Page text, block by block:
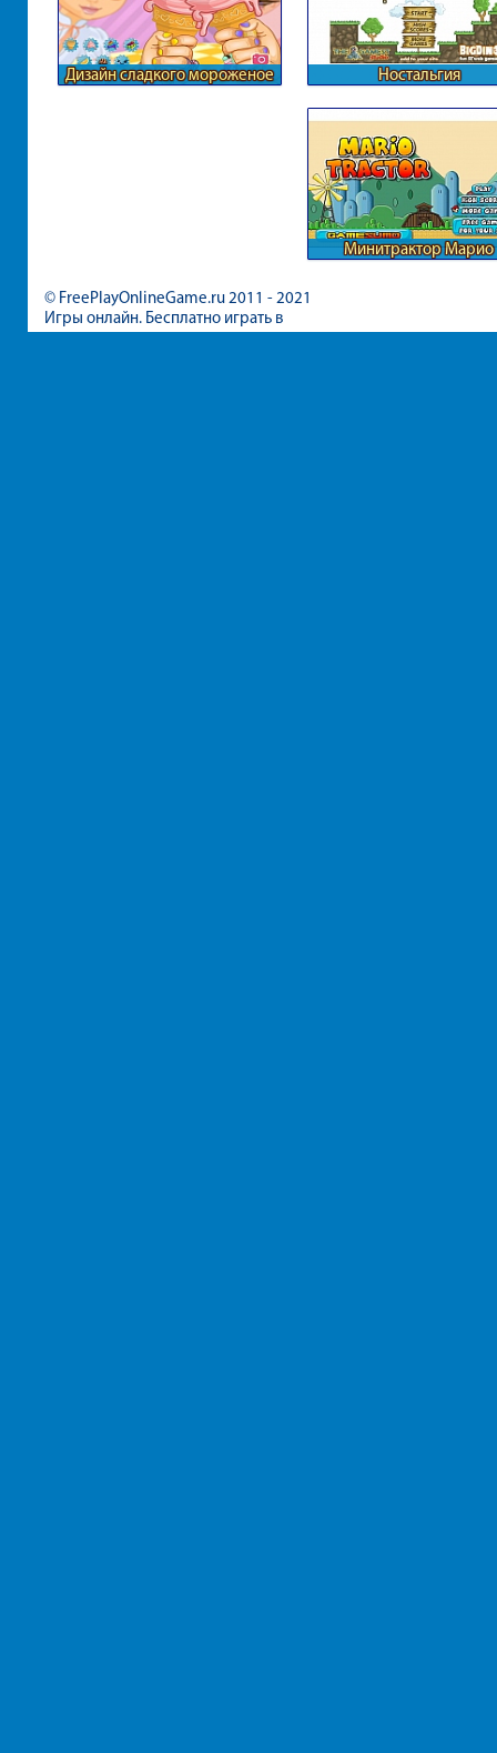
Дизайн сладкого мороженое Ностальгия
Минитрактор Марио
© FreePlayOnlineGame.ru 2011 - 2021
Игры онлайн. Бесплатно играть в
игры для девочек и мальчиков